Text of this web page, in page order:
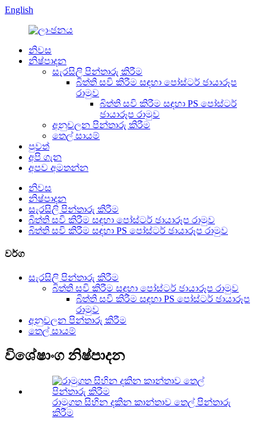
English
නිවස
නිෂ්පාදන
සැරසිලි පින්තාරු කිරීම
බිත්ති සවි කිරීම සඳහා පෝස්ටර් ඡායාරූප
රාමුව
බිත්ති සවි කිරීම සඳහා PS පෝස්ටර්
ඡායාරූප රාමුව
අනුචලන පින්තාරු කිරීම
තෙල් සායම්
පුවත්
අපි ගැන
අපව අමතන්න
නිවස
නිෂ්පාදන
සැරසිලි පින්තාරු කිරීම
බිත්ති සවි කිරීම සඳහා පෝස්ටර් ඡායාරූප රාමුව
බිත්ති සවි කිරීම සඳහා PS පෝස්ටර් ඡායාරූප රාමුව
වර්ග
සැරසිලි පින්තාරු කිරීම
බිත්ති සවි කිරීම සඳහා පෝස්ටර් ඡායාරූප රාමුව
බිත්ති සවි කිරීම සඳහා PS පෝස්ටර් ඡායාරූප
රාමුව
අනුචලන පින්තාරු කිරීම
තෙල් සායම්
විශේෂාංග නිෂ්පාදන
රාමුගත සිහින දකින කාන්තාව තෙල් පින්තාරු
කිරීම